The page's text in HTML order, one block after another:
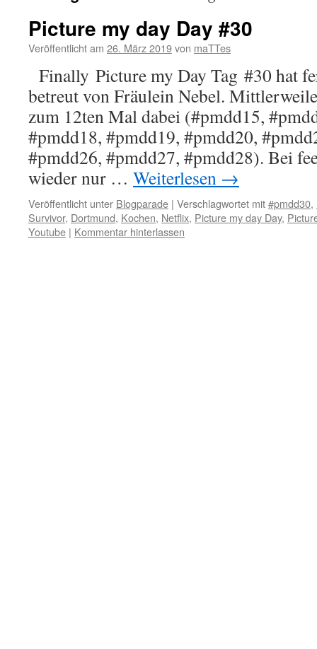
Picture my day Day #30
Veröffentlicht am 26. März 2019von maTTes
Finally Picture my Day Tag #30 hat
betreut von Fräulein Nebel.
zum 12ten Mal dabei (#pmdd15,
#pmdd18, #pmdd19, #pmdd20,
#pmdd26, #pmdd27, #pmdd28). Bei
wieder nur … Weiterlesen →
Veröffentlicht unter Blogparade | Verschlagwortet mit#pmdd30,
Survivor, Dortmund, Kochen, Netflix, Picture my day Day,
Youtube | Kommentar hinterlassen